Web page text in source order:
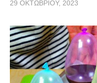
29 ΟΚΤΩΒΡΊΟΥ, 2023